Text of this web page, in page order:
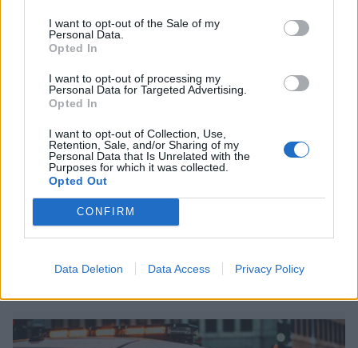
I want to opt-out of the Sale of my
Personal Data.
Opted In
I want to opt-out of processing my
Personal Data for Targeted Advertising.
Opted In
I want to opt-out of Collection, Use,
Retention, Sale, and/or Sharing of my
Personal Data that Is Unrelated with the
Purposes for which it was collected.
Opted Out
CONFIRM
Data Deletion Data Access Privacy Policy
Viihdeuutiset
5.10.2017, 17:30
Glee-tähti tuomittiin lapsipornon
hallussapidosta – tietokoneella
tuhansia kuvia